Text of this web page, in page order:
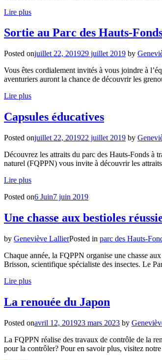
Lire plus
Sortie au Parc des Hauts-
Posted onjuillet 22, 201929 juillet 2019 by
Vous êtes cordialement invités à vous joindre à
aventuriers auront la chance de découvrir les
Lire plus
Capsules éducatives
Posted onjuillet 22, 201922 juillet 2019 by
Découvrez les attraits du parc des Hauts-Fonds à
naturel (FQPPN) vous invite à découvrir les
Lire plus
Posted on6 Juin7 juin 2019
Une chasse aux bestioles
by Geneviève LallierPosted in parc des Hauts-
Chaque année, la FQPPN organise une chasse
Brisson, scientifique spécialiste des insectes. Le
Lire plus
La renouée du Japon
Posted onavril 12, 201923 mars 2023 by
La FQPPN réalise des travaux de contrôle de la
pour la contrôler? Pour en savoir plus, visitez